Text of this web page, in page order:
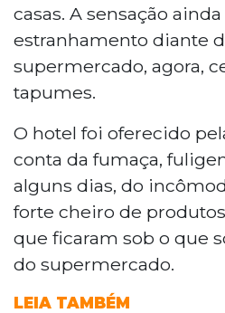
casas. A sensação
estranhamento diante
supermercado, agora,
tapumes.
O hotel foi oferecido
conta da fumaça,
alguns dias, do
forte cheiro de
que ficaram sob o que
do supermercado.
LEIA TAMBÉM